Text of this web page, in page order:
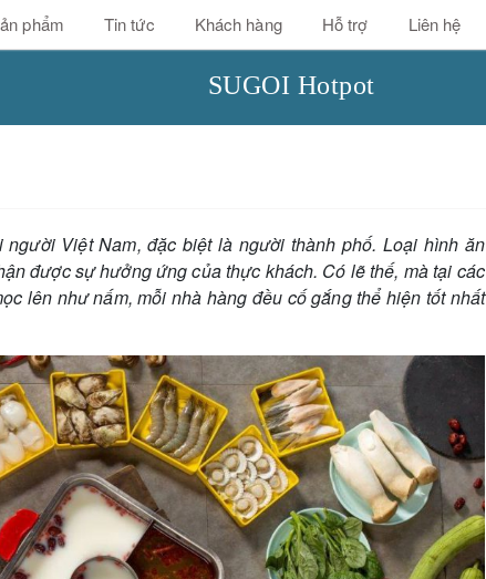
phẩm Tin tức Khách hàng Hỗ trợ Liên hệ
SUGOI Hotpot
Việt Nam, đặc biệt là người thành phố. Loại hình ăn
được sự hưởng ứng của thực khách. Có lẽ thế, mà tại các
lên như nấm, mỗi nhà hàng đều cố gắng thể hiện tốt nhất